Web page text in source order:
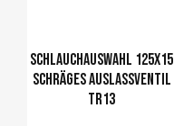
Schlauchauswahl 125x15
schräges Auslassventil
TR13